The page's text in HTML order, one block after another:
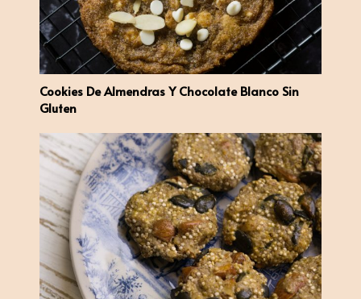
Cookies De Almendras Y Chocolate Blanco Sin
Gluten